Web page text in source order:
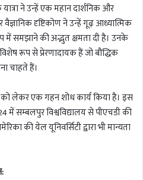
ने उन्हें एक महान दार्शनिक और
दृष्टिकोण ने उन्हें गूढ़ आध्यात्मिक
में समझाने की अद्भुत क्षमता दी है। उनके
रूप से प्रेरणादायक हैं जो बौद्धिक
चाहते हैं।
को लेकर एक गहन शोध कार्य किया है। इस
में सम्बलपुर विश्वविद्यालय से पीएचडी की
की येल यूनिवर्सिटी द्वारा भी मान्यता